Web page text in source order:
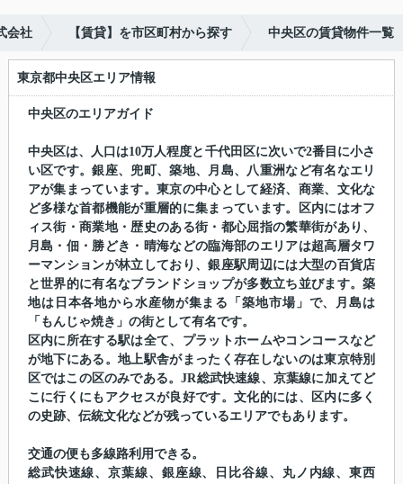
会社 【賃貸】を市区町村から探す 中央区の賃貸物件一覧
東京都中央区エリア情報
中央区のエリアガイド
中央区は、人口は10万人程度と千代田区に次いで2番目に小さ
い区です。銀座、兜町、築地、月島、八重洲など有名なエリ
アが集まっています。東京の中心として経済、商業、文化な
ど多様な首都機能が重層的に集まっています。区内にはオフ
ィス街・商業地・歴史のある街・都心屈指の繁華街があり、
月島・佃・勝どき・晴海などの臨海部のエリアは超高層タワ
ーマンションが林立しており、銀座駅周辺には大型の百貨店
と世界的に有名なブランドショップが多数立ち並びます。築
地は日本各地から水産物が集まる「築地市場」で、月島は
「もんじゃ焼き」の街として有名です。
区内に所在する駅は全て、プラットホームやコンコースなど
が地下にある。地上駅舎がまったく存在しないのは東京特別
区ではこの区のみである。JR総武快速線、京葉線に加えてど
こに行くにもアクセスが良好です。文化的には、区内に多く
の史跡、伝統文化などが残っているエリアでもあります。
交通の便も多線路利用できる。
総武快速線、京葉線、銀座線、日比谷線、丸ノ内線、東西